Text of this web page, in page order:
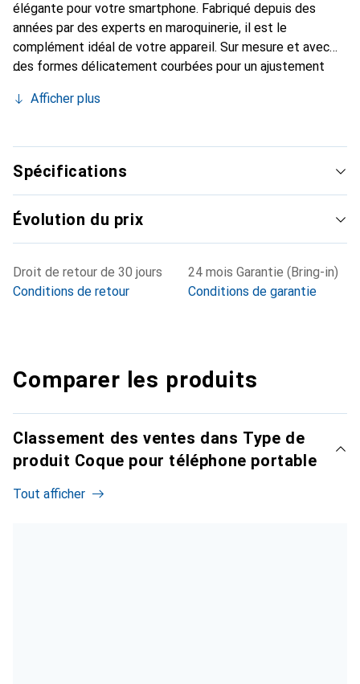
élégante pour votre smartphone. Fabriqué depuis des
années par des experts en maroquinerie, il est le
complément idéal de votre appareil. Sur mesure et avec
des formes délicatement courbées pour un ajustement
smartphone. La marque Noreve est reconnue
reste toujours un bon choix pour le client exigeant.
Afficher plus
Spécifications
Évolution du prix
Droit de retour de 30 jours
Conditions de retour
24 mois Garantie (Bring-in)
Conditions de garantie
Comparer les produits
Classement des ventes dans Type de
produit Coque pour téléphone portable
Tout afficher